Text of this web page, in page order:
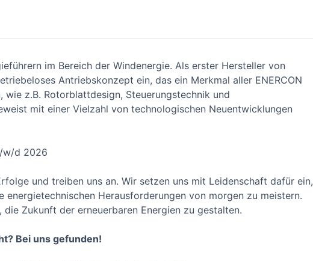
im Bereich der Windenergie. Als erster Hersteller von
Antriebskonzept ein, das ein Merkmal aller ENERCON
wie z.B. Rotorblattdesign, Steuerungstechnik und
mit einer Vielzahl von technologischen Neuentwicklungen
w/d 2026
und treiben uns an. Wir setzen uns mit Leidenschaft dafür ein,
Herausforderungen von morgen zu meistern.
Zukunft der erneuerbaren Energien zu gestalten.
Bei uns gefunden!